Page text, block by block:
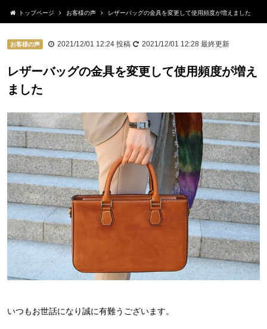
トップページ お客様の声 レザーバッグの金具を変更して使用頻度が増えました
お客様の声 2021/12/01 12:24 投稿 2021/12/01 12:28 最終更新
レザーバッグの金具を変更して使用頻度が増え
ました
いつもお世話になり誠に有難うございます。